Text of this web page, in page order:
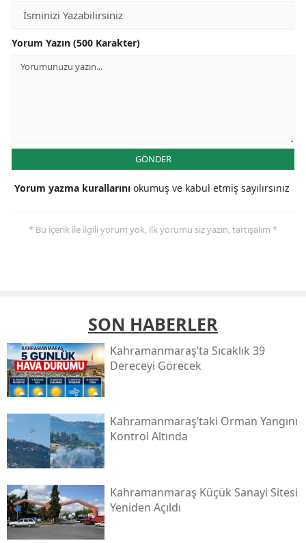
Yorum Yazın (500 Karakter)
GÖNDER
Yorum yazma kurallarını okumuş ve kabul etmiş sayılırsınız
* Bu içerik ile ilgili yorum yok, ilk yorumu siz yazın, tartışalım *
SON HABERLER
Kahramanmaraş’ta Sıcaklık 39
Dereceyi Görecek
Kahramanmaraş’taki Orman Yangını
Kontrol Altında
Kahramanmaraş Küçük Sanayi Sitesi
Yeniden Açıldı